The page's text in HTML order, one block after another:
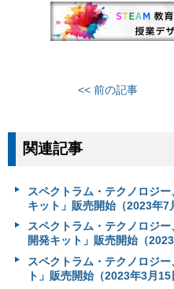
<< 前の記事
関連記事
スペクトラム・テクノロジ
キット」販売開始（2023年7
スペクトラム・テクノロジ
開発キット」販売開始（2023
スペクトラム・テクノロジ
ト」販売開始（2023年3月15